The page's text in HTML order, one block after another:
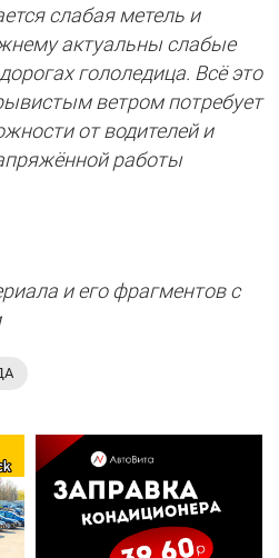
слабая метель и
актуальны слабые
гололедица. Всё это
ветром потребует
от водителей и
работы
и его фрагментов с